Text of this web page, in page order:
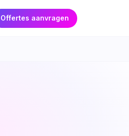
Offertes aanvragen